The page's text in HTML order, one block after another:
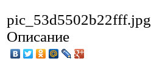
pic_53d5502b22fff.jpg
Описание